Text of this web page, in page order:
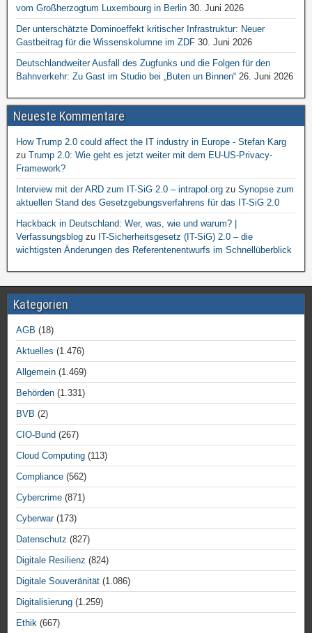
vom Großherzogtum Luxembourg in Berlin 30. Juni 2026
Der unterschätzte Dominoeffekt kritischer Infrastruktur: Neuer
Gastbeitrag für die Wissenskolumne im ZDF 30. Juni 2026
Deutschlandweiter Ausfall des Zugfunks und die Folgen für den
Bahnverkehr: Zu Gast im Studio bei „Buten un Binnen“ 26. Juni 2026
Neueste Kommentare
How Trump 2.0 could affect the IT industry in Europe - Stefan Karg
zu Trump 2.0: Wie geht es jetzt weiter mit dem EU-US-Privacy-
Framework?
Interview mit der ARD zum IT-SiG 2.0 – intrapol.org zu Synopse zum
aktuellen Stand des Gesetzgebungsverfahrens für das IT-SiG 2.0
Hackback in Deutschland: Wer, was, wie und warum? |
Verfassungsblog zu IT-Sicherheitsgesetz (IT-SiG) 2.0 – die
wichtigsten Änderungen des Referentenentwurfs im Schnellüberblick
Kategorien
AGB (18)
Aktuelles (1.476)
Allgemein (1.469)
Behörden (1.331)
BVB (2)
CIO-Bund (267)
Cloud Computing (113)
Compliance (562)
Cybercrime (871)
Cyberwar(173)
Datenschutz (827)
Digitale Resilienz (824)
Digitale Souveränität (1.086)
Digitalisierung (1.259)
Ethik (667)